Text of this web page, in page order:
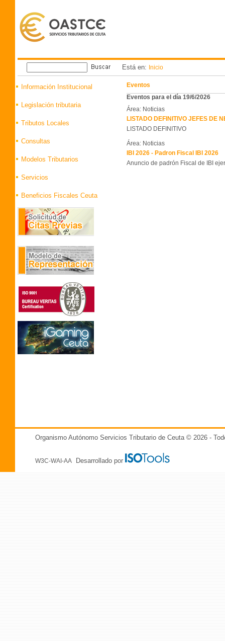
Está en: Inicio
Información Institucional
Legislación tributaria
Tributos Locales
Consultas
Modelos Tributarios
Servicios
Beneficios Fiscales Ceuta
Eventos
Eventos para el día 19/6/2026
Área: Noticias
LISTADO DEFINITIVO JEFES DE
LISTADO DEFINITIVO
Área: Noticias
IBI 2026 - Padron Fiscal IBI 2026
Anuncio de padrón Fiscal de IBI
Organismo Autónomo Servicios Tributario de Ceuta © 2026 -
W3C-WAI-AA Desarrollado por